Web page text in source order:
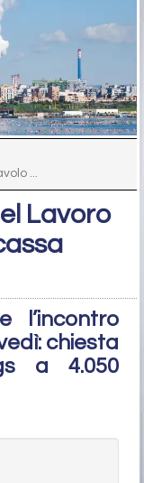
...
Lavoro
l’incontro
chiesta
a 4.050